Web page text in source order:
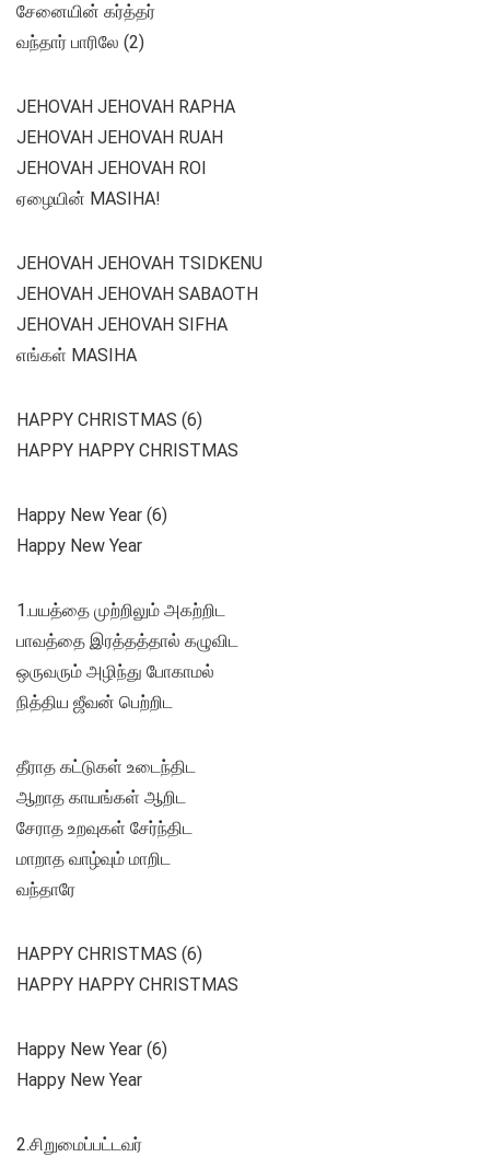
சேனையின் கர்த்தர்
வந்தார் பாரிலே (2)
JEHOVAH JEHOVAH RAPHA
JEHOVAH JEHOVAH RUAH
JEHOVAH JEHOVAH ROI
ஏழையின் MASIHA!
JEHOVAH JEHOVAH TSIDKENU
JEHOVAH JEHOVAH SABAOTH
JEHOVAH JEHOVAH SIFHA
எங்கள் MASIHA
HAPPY CHRISTMAS (6)
HAPPY HAPPY CHRISTMAS
Happy New Year (6)
Happy New Year
1.பயத்தை முற்றிலும் அகற்றிட
பாவத்தை இரத்தத்தால் கழுவிட
ஒருவரும் அழிந்து போகாமல்
நித்திய ஜீவன் பெற்றிட
தீராத கட்டுகள் உடைந்திட
ஆறாத காயங்கள் ஆறிட
சேராத உறவுகள் சேர்ந்திட
மாறாத வாழ்வும் மாறிட
வந்தாரே
HAPPY CHRISTMAS (6)
HAPPY HAPPY CHRISTMAS
Happy New Year (6)
Happy New Year
2.சிறுமைப்பட்டவர்